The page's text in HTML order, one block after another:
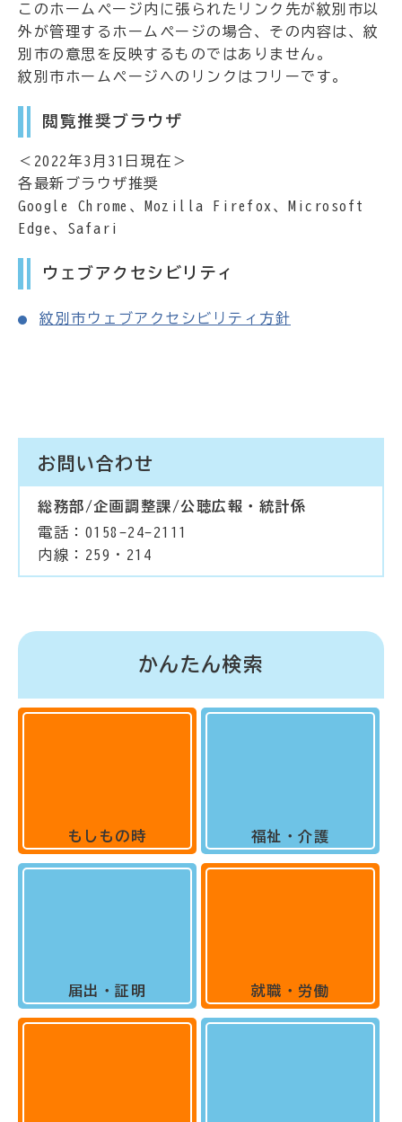
このホームページ内に張られたリンク先が紋別市以
外が管理するホームページの場合、その内容は、紋
別市の意思を反映するものではありません。
紋別市ホームページへのリンクはフリーです。
閲覧推奨ブラウザ
＜2022年3月31日現在＞
各最新ブラウザ推奨
Google Chrome、Mozilla Firefox、Microsoft
Edge、Safari
ウェブアクセシビリティ
紋別市ウェブアクセシビリティ方針
お問い合わせ
総務部/企画調整課/公聴広報・統計係
電話：0158-24-2111
内線：259・214
かんたん検索
もしもの時
届出・証明
福祉・介護
就職・労働